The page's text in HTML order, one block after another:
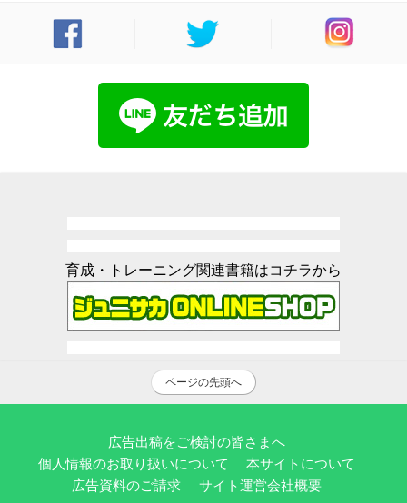
育成・トレーニング関連書籍はコチラから
ページの先頭へ
広告出稿をご検討の皆さまへ
個人情報のお取り扱いについて
本サイトについて
広告資料のご請求
サイト運営会社概要